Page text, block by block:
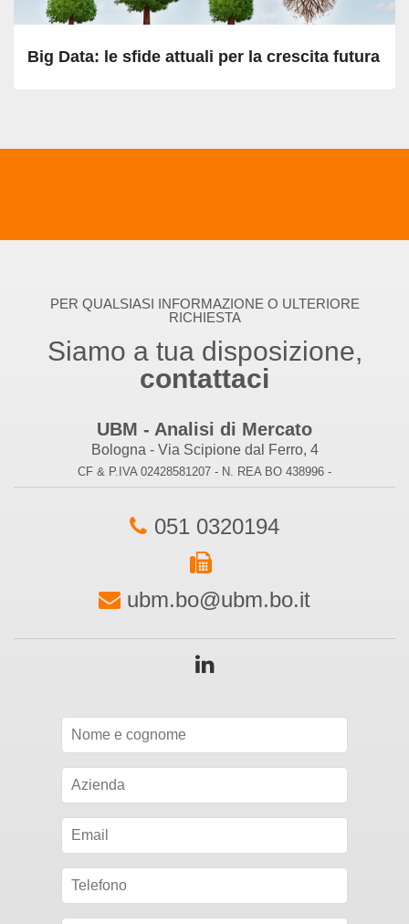
Big Data: le sfide attuali per la crescita futura
PER QUALSIASI INFORMAZIONE O ULTERIORE
RICHIESTA
Siamo a tua disposizione,
contattaci
UBM - Analisi di Mercato
Bologna - Via Scipione dal Ferro, 4
CF & P.IVA 02428581207 - N. REA BO 438996 -
051 0320194
ubm.bo@ubm.bo.it
Seguici